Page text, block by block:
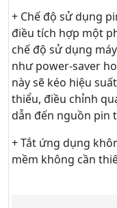
+ Chế độ sử dụng
điều tích hợp một
chế độ sử dụng
như power-saver
này sẽ kéo hiệu
thiểu, điều chỉnh
dẫn đến nguồn pin
+ Tắt ứng dụng
mềm không cần